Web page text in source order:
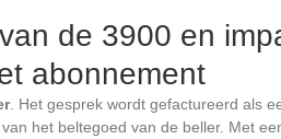
de 3900 en
abonnement
. Het gesprek wordt gefactureerd als
het beltegoed van de beller. Met